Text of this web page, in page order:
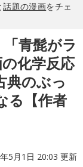
話題の漫画をチェ
「青髭がラ
化学反応
典のぶっ
る【作者
5月1日 20:03 更新